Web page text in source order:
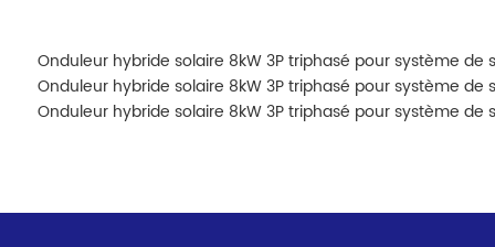
Onduleur hybride solaire 8kW 3P triphasé pour système de
Onduleur hybride solaire 8kW 3P triphasé pour système de
Onduleur hybride solaire 8kW 3P triphasé pour système de